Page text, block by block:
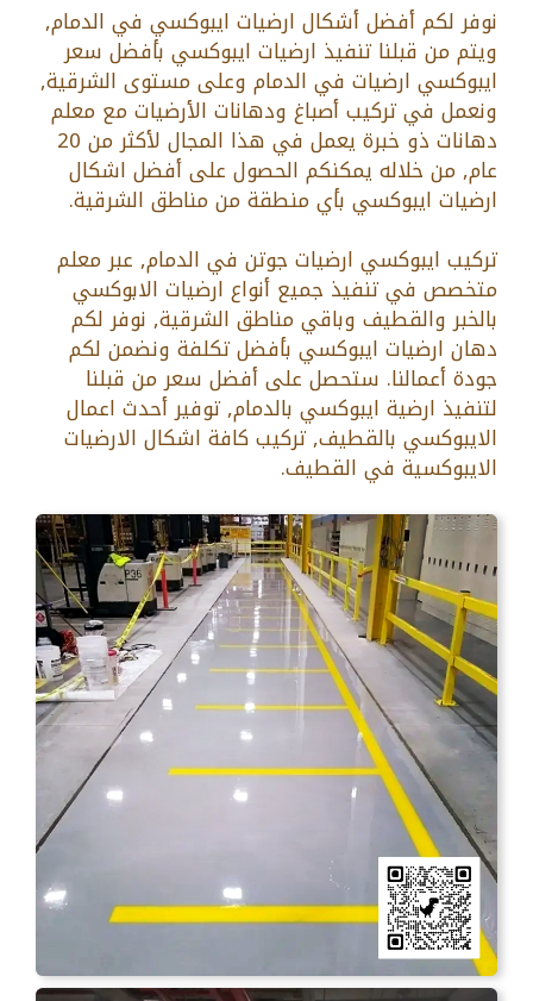
نوفر لكم أفضل أشكال ارضيات ايبوكسي في الدمام,
ويتم من قبلنا تنفيذ ارضيات ايبوكسي بأفضل سعر
ايبوكسي ارضيات في الدمام وعلى مستوى الشرقية,
ونعمل في تركيب أصباغ ودهانات الأرضيات مع معلم
دهانات ذو خبرة يعمل في هذا المجال لأكثر من 20
عام, من خلاله يمكنكم الحصول على أفضل اشكال
ارضيات ايبوكسي بأي منطقة من مناطق الشرقية.
تركيب ايبوكسي ارضيات جوتن في الدمام, عبر معلم
متخصص في تنفيذ جميع أنواع ارضيات الابوكسي
بالخبر والقطيف وباقي مناطق الشرقية, نوفر لكم
دهان ارضيات ايبوكسي بأفضل تكلفة ونضمن لكم
جودة أعمالنا. ستحصل على أفضل سعر من قبلنا
لتنفيذ ارضية ايبوكسي بالدمام, توفير أحدث اعمال
الايبوكسي بالقطيف, تركيب كافة اشكال الارضيات
الايبوكسية في القطيف.